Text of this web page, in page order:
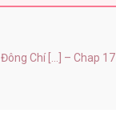
Đông Chí [...] – Chap 17